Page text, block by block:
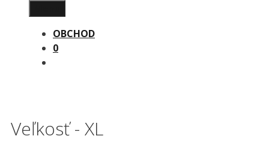
OBCHOD
0
Veľkosť - XL